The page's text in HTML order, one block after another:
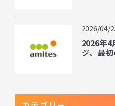
2026/04/
2026年4
ジ、最